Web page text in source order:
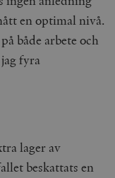
en optimal nivå.
både arbete och
fyra
lager av
beskattats en